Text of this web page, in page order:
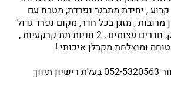
, יחידת מתבגר נפרדת, מטבח עם
מרובות , מזגן בכל חדר, מקום נפרד גדול
לפינת אוכל, סלון ענק, חדרים עצומים , 2 חניות תת קרקעיות ,
ומוצלחת מקבלן איכותי !
לפרטים נוספים , ליאור 052-5320563 בעלת רישיון תיווך